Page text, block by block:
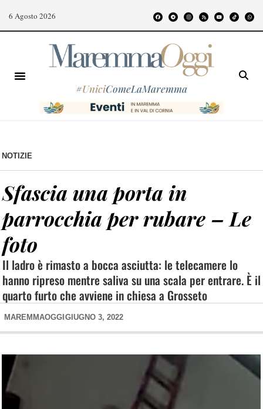
6 Agosto 2026
#UniciComeLaMaremma
NOTIZIE
Sfascia una porta in
parrocchia per rubare – Le
foto
Il ladro è rimasto a bocca asciutta: le telecamere lo
hanno ripreso mentre saliva su una scala per entrare. È il
quarto furto che avviene in chiesa a Grosseto
MAREMMAOGGI GIUGNO 3, 2022